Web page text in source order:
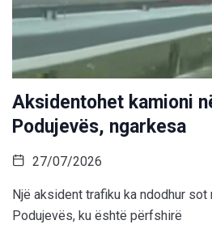
Aksidentohet kamioni
Podujevës, ngarkesa
27/07/2026
Një aksident trafiku ka ndodhur
Podujevës, ku është përfshirë